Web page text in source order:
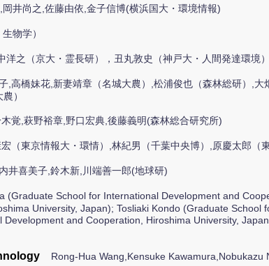
井尚之,佐藤由依,金子信博(横浜国大・環境情報)
物学）
之（京大・霊長研），丑丸敦史（神戸大・人間発達環境
,高橋妹花,新妻靖章（名城大農）,松浦俊也（森林総研）,大
）
覚,萩野裕章,野口宏典,後藤義明(森林総合研究所)
（東京情報大・環情）,林紀男（千葉中央博）,原慶太郎（
井喜美子,鈴木新,川端善一郎(地球研)
(Graduate School for International Development and
University, Japan); Tosliaki Kondo (Graduate School
and Cooperation, Hiroshima University,
Rong-Hua Wang,Kensuke Kawamura,Nobukazu